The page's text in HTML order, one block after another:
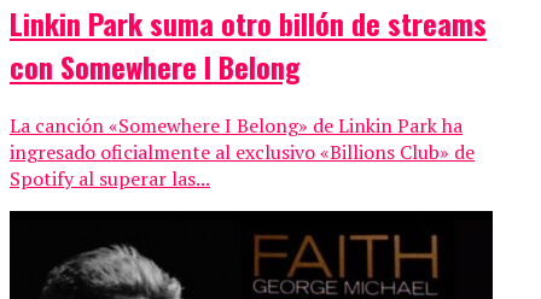
Linkin Park suma otro billón de streams
con Somewhere I Belong
La canción «Somewhere I Belong» de Linkin Park ha
ingresado oficialmente al exclusivo «Billions Club» de
Spotify al superar las...